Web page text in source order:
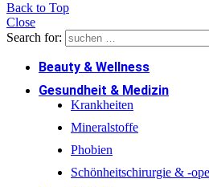
Back to Top
Close
Search for:
Beauty & Wellness
Gesundheit & Medizin
Krankheiten
Mineralstoffe
Phobien
Schönheitschirurgie & -